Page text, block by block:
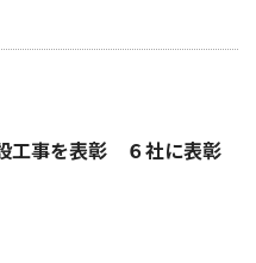
工事を表彰 ６社に表彰